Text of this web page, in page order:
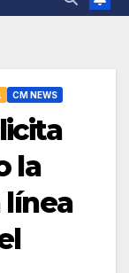
CM NEWS
la
línea